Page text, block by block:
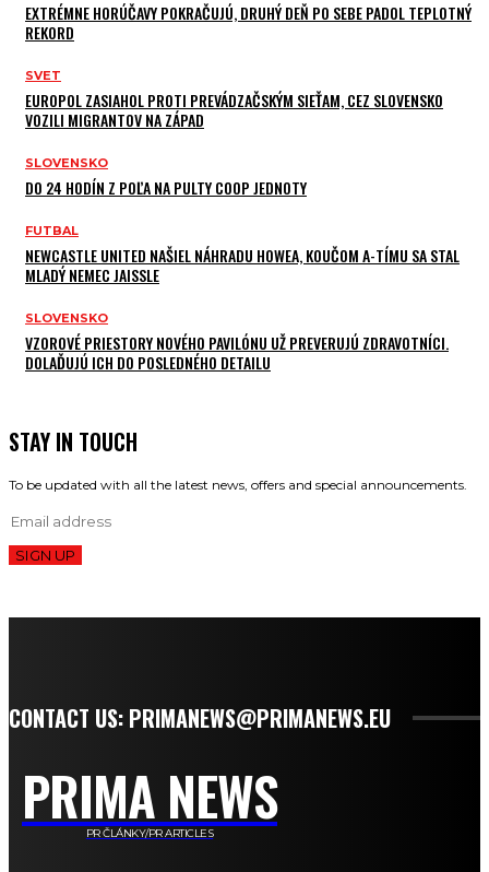
EXTRÉMNE HORÚČAVY POKRAČUJÚ, DRUHÝ DEŇ PO SEBE PADOL TEPLOTNÝ
REKORD
SVET
EUROPOL ZASIAHOL PROTI PREVÁDZAČSKÝM SIEŤAM, CEZ SLOVENSKO
VOZILI MIGRANTOV NA ZÁPAD
SLOVENSKO
DO 24 HODÍN Z POĽA NA PULTY COOP JEDNOTY
FUTBAL
NEWCASTLE UNITED NAŠIEL NÁHRADU HOWEA, KOUČOM A-TÍMU SA STAL
MLADÝ NEMEC JAISSLE
SLOVENSKO
VZOROVÉ PRIESTORY NOVÉHO PAVILÓNU UŽ PREVERUJÚ ZDRAVOTNÍCI.
DOLAĎUJÚ ICH DO POSLEDNÉHO DETAILU
STAY IN TOUCH
To be updated with all the latest news, offers and special announcements.
SIGN UP
CONTACT US: PRIMANEWS@PRIMANEWS.EU
PRIMA NEWS
PR ČLÁNKY/PR ARTICLES